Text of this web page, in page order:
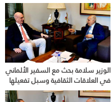
الوزير سلامة بحث مع السفير الألماني
في العلاقات الثقافية وسبل تفعيلها